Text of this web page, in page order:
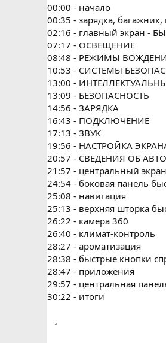
00:00 - начало
00:35 - зарядка, багажник,
02:16 - главный экран -
07:17 - ОСВЕЩЕНИЕ
08:48 - РЕЖИМЫ
10:53 - СИСТЕМЫ
13:00 -
13:09 - БЕЗОПАСНОСТЬ
14:56 - ЗАРЯДКА
16:43 - ПОДКЛЮЧЕНИЕ
17:13 - ЗВУК
19:56 - НАСТРОЙКА
20:57 - СВЕДЕНИЯ ОБ
21:57 - центральный экран
24:54 - боковая панель
25:08 - навигация
25:13 - верхняя шторка
26:22 - камера 360
26:40 - климат-контроль
28:27 - ароматизация
28:38 - быстрые кнопки
28:47 - приложения
29:57 - центральная
30:22 - итоги